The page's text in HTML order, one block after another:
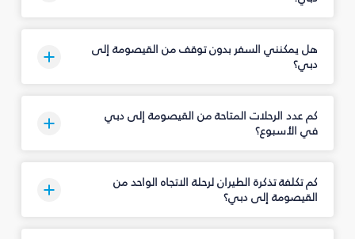
هل يمكنني السفر بدون توقف من القيصومة إلى
دبي؟
كم عدد الرحلات المتاحة من القيصومة إلى دبي
في الأسبوع؟
كم تكلفة تذكرة الطيران لرحلة الاتجاه الواحد من
القيصومة إلى دبي؟